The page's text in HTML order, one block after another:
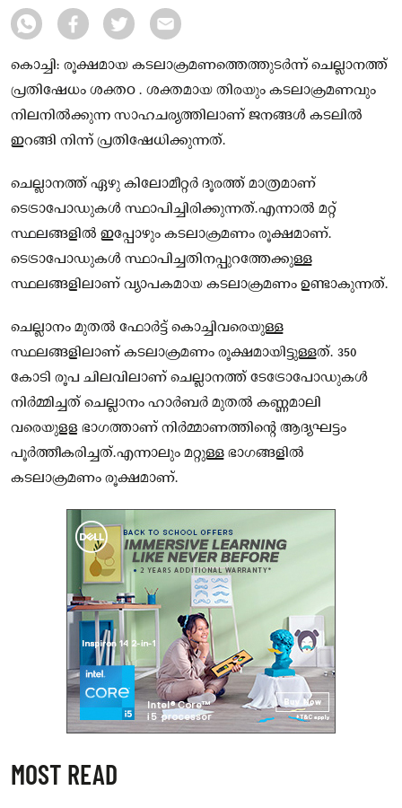
കൊച്ചി: രൂക്ഷമായ കടലാക്രമണത്തെത്തുടർന്ന് ചെല്ലാനത്ത്
പ്രതിഷേധം ശക്തo . ശക്തമായ തിരയും കടലാക്രമണവും
നിലനിൽക്കുന്ന സാഹചര്യത്തിലാണ് ജനങ്ങൾ കടലിൽ
ഇറങ്ങി നിന്ന് പ്രതിഷേധിക്കുന്നത്.
ചെല്ലാനത്ത് ഏഴു കിലോമീറ്റർ ദൂരത്ത് മാത്രമാണ്
ടെട്രാപോഡുകൾ സ്ഥാപിച്ചിരിക്കുന്നത്.എന്നാൽ മറ്റ്
സ്ഥലങ്ങളിൽ ഇപ്പോഴും കടലാക്രമണം രൂക്ഷമാണ്.
ടെട്രാപോഡുകൾ സ്ഥാപിച്ചതിനപ്പുറത്തേക്കുള്ള
സ്ഥലങ്ങളിലാണ് വ്യാപകമായ കടലാക്രമണം ഉണ്ടാകുന്നത്.
ചെല്ലാനം മുതൽ ഫോർട്ട് കൊച്ചിവരെയുള്ള
സ്ഥലങ്ങളിലാണ് കടലാക്രമണം രൂക്ഷമായിട്ടുള്ളത്. 350
കോടി രൂപ ചിലവിലാണ് ചെല്ലാനത്ത് ടേട്രോപോഡുകൾ
നിർമ്മിച്ചത് ചെല്ലാനം ഹാർബർ മുതൽ കണ്ണമാലി
വരെയുളള ഭാഗത്താണ് നിർമ്മാണത്തിന്റെ ആദ്യഘട്ടം
പൂർത്തീകരിച്ചത്.എന്നാലും മറ്റുള്ള ഭാഗങ്ങളിൽ
കടലാക്രമണം രൂക്ഷമാണ്.
MOST READ